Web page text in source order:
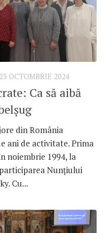
23 OCTOMBRIE 2024
Ca să aibă
din România
ani de activitate. Prima
noiembrie 1994, la
Nunțiului
Cu...